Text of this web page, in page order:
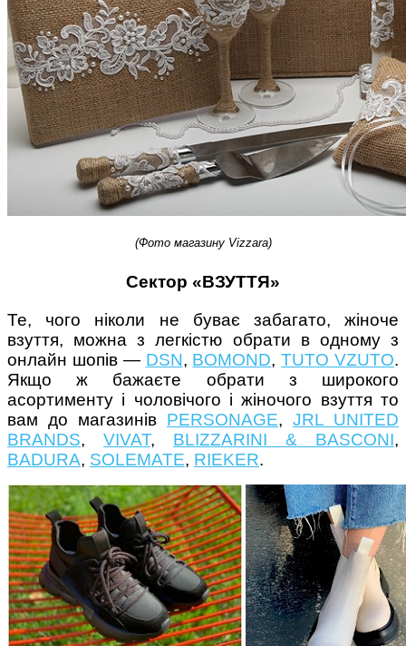
(Фото магазину Vizzara)
Сектор «ВЗУТТЯ»
Те, чого ніколи не буває забагато, жіноче
взуття, можна з легкістю обрати в одному з
онлайн шопів — DSN, BOMOND,TUTO VZUTO.
Якщо ж бажаєте обрати з широкого
асортименту і чоловічого і жіночого взуття то
вам до магазинів PERSONAGE, JRL UNITED
BRANDS, VIVAT, BLIZZARINI & BASCONI,
BADURA, SOLEMATE, RIEKER.